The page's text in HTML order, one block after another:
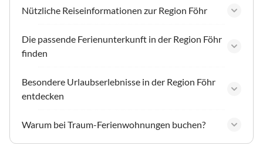
Nützliche Reiseinformationen zur Region Föhr
Die passende Ferienunterkunft in der Region Föhr
finden
Besondere Urlaubserlebnisse in der Region Föhr
entdecken
Warum bei Traum-Ferienwohnungen buchen?